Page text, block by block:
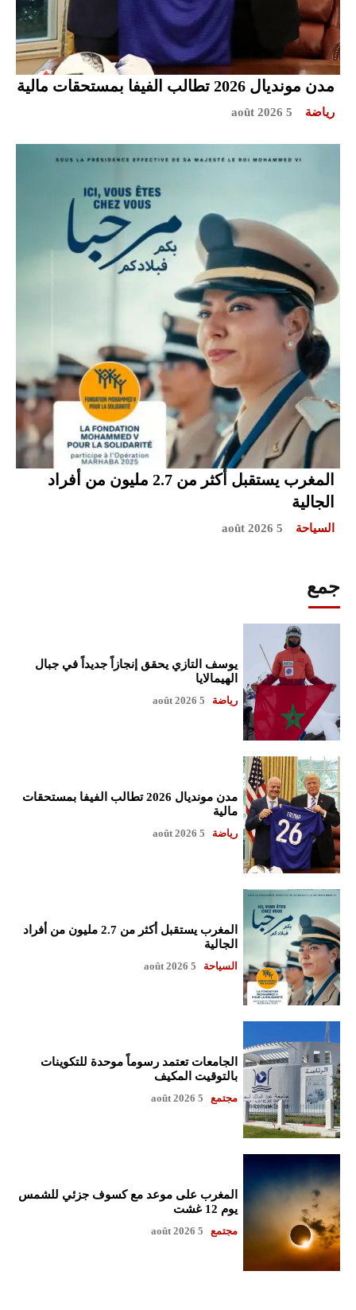
مدن مونديال 2026 تطالب الفيفا بمستحقات مالية
رياضة 5 août 2026
المغرب يستقبل أكثر من 2.7 مليون من أفراد
الجالية
السياحة 5 août 2026
جمع
يوسف التازي يحقق إنجازاً جديداً في جبال
الهيمالايا
رياضة 5 août 2026
مدن مونديال 2026 تطالب الفيفا بمستحقات
مالية
رياضة 5 août 2026
المغرب يستقبل أكثر من 2.7 مليون من أفراد
الجالية
السياحة 5 août 2026
الجامعات تعتمد رسوماً موحدة للتكوينات
بالتوقيت المكيف
مجتمع 5 août 2026
المغرب على موعد مع كسوف جزئي للشمس
يوم 12 غشت
مجتمع 5 août 2026